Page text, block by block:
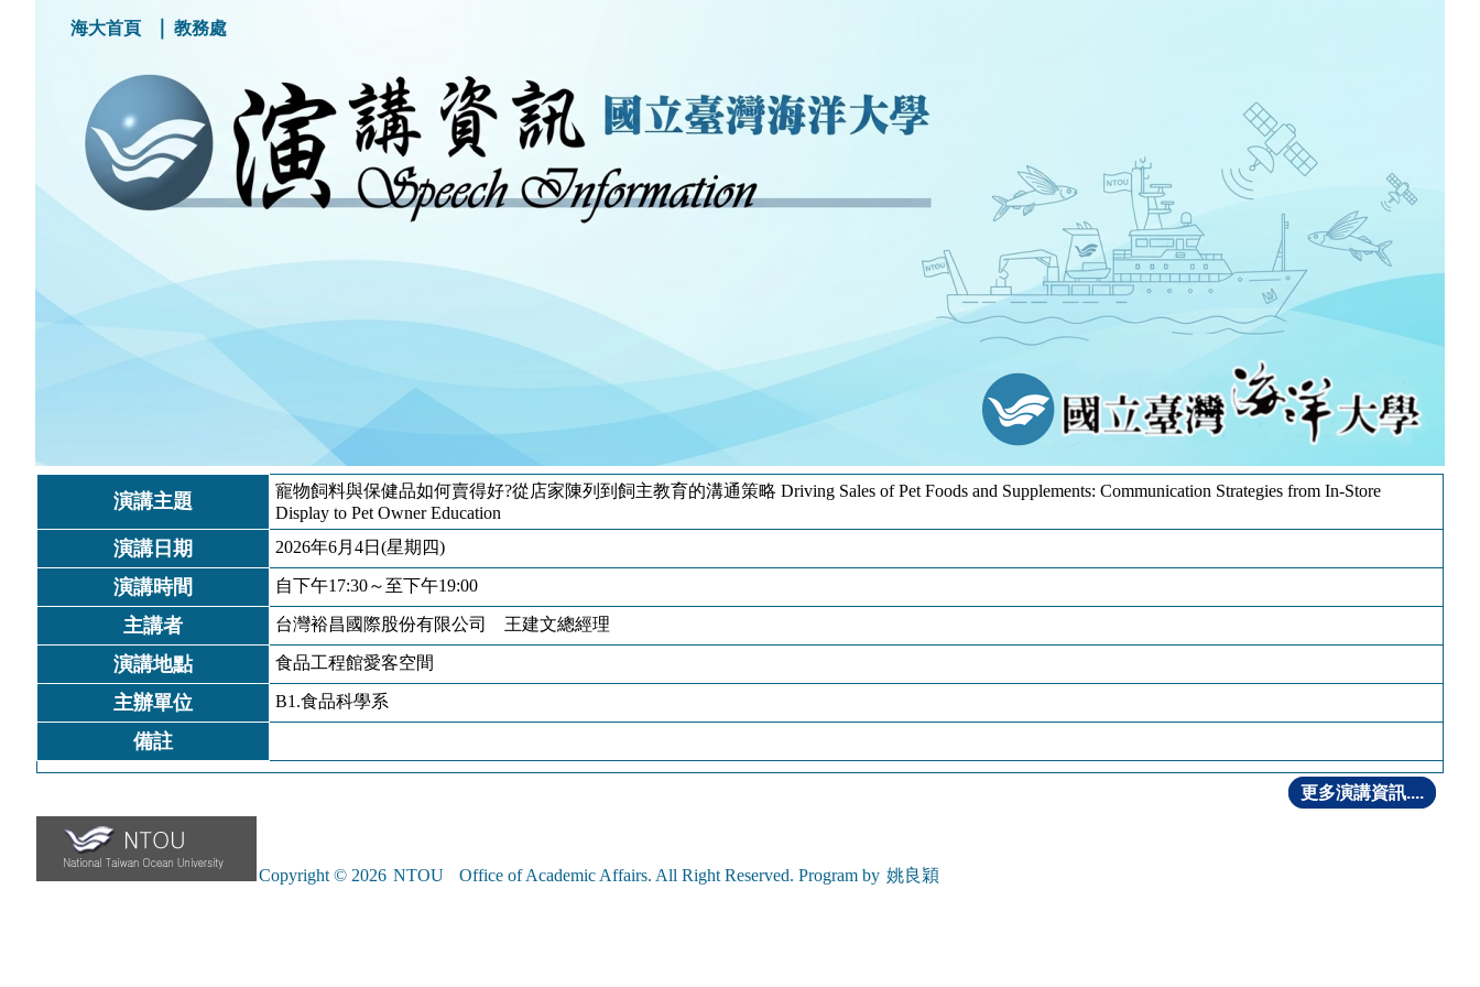
海大首頁 教務處
演講主題
寵物飼料與保健品如何賣得好?從店家陳列到飼主教育的溝通策略 Driving Sales of Pet Foods and Supplements: Communication Strategies from In-Store
Display to Pet Owner Education
演講日期 2026年6月4日(星期四)
演講時間 自下午17:30～至下午19:00
主講者 台灣裕昌國際股份有限公司 王建文總經理
演講地點 食品工程館愛客空間
主辦單位 B1.食品科學系
備註
更多演講資訊....
Copyright © 2026 NTOU Office of Academic Affairs. All Right Reserved. Program by 姚良穎